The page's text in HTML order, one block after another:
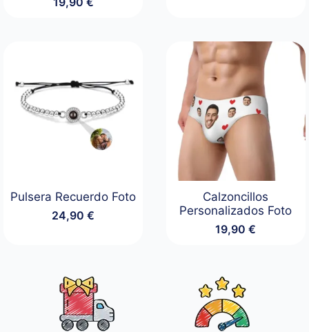
24,90 €
hasta
89,90 €
Pulsera Recuerdo Foto
24,90€
Calzoncillos
Personalizados Foto
19,90€